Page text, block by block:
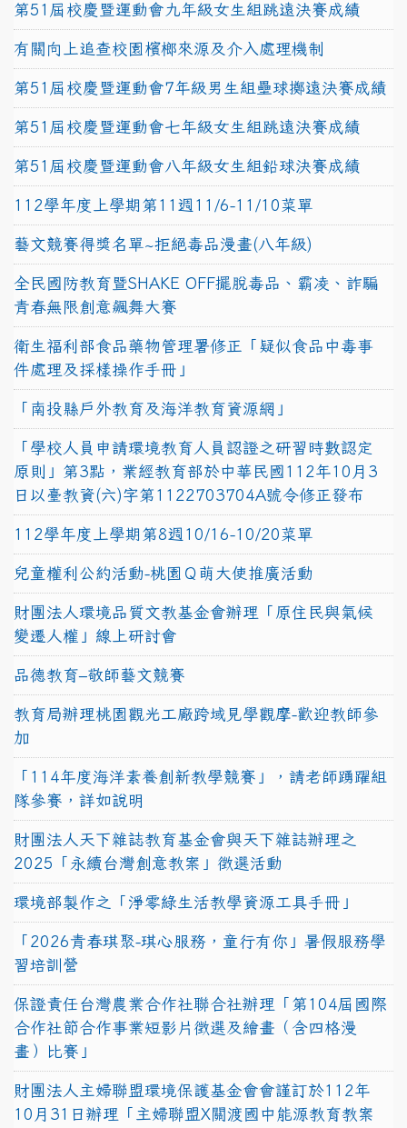
第51屆校慶暨運動會九年級女生組跳遠決賽成績
有關向上追查校園檳榔來源及介入處理機制
第51屆校慶暨運動會7年級男生組壘球擲遠決賽成績
第51屆校慶暨運動會七年級女生組跳遠決賽成績
第51屆校慶暨運動會八年級女生組鉛球決賽成績
112學年度上學期第11週11/6-11/10菜單
藝文競賽得獎名單~拒絕毒品漫畫(八年級)
全民國防教育暨SHAKE OFF擺脫毒品、霸凌、詐騙
青春無限創意飆舞大賽
衛生福利部食品藥物管理署修正「疑似食品中毒事
件處理及採樣操作手冊」
「南投縣戶外教育及海洋教育資源網」
「學校人員申請環境教育人員認證之研習時數認定
原則」第3點，業經教育部於中華民國112年10月3
日以臺教資(六)字第1122703704A號令修正發布
112學年度上學期第8週10/16-10/20菜單
兒童權利公約活動-桃園Ｑ萌大使推廣活動
財團法人環境品質文教基金會辦理「原住民與氣候
變遷人權」線上研討會
品德教育–敬師藝文競賽
教育局辦理桃園觀光工廠跨域見學觀摩-歡迎教師參
加
「114年度海洋素養創新教學競賽」，請老師踴躍組
隊參賽，詳如說明
財團法人天下雜誌教育基金會與天下雜誌辦理之
2025「永續台灣創意教案」徵選活動
環境部製作之「淨零綠生活教學資源工具手冊」
「2026青春琪聚-琪心服務，童行有你」暑假服務學
習培訓營
保證責任台灣農業合作社聯合社辦理「第104屆國際
合作社節合作事業短影片徵選及繪畫（含四格漫
畫）比賽」
財團法人主婦聯盟環境保護基金會會謹訂於112年
10月31日辦理「主婦聯盟X關渡國中能源教育教案